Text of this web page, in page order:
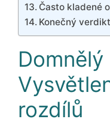
Často kladené
Konečný verdikt
rozdílů